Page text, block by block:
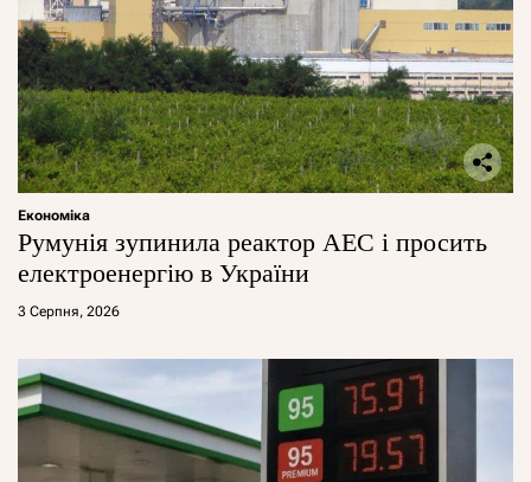
Економіка
Румунія зупинила реактор АЕС і просить
електроенергію в України
3 Серпня, 2026